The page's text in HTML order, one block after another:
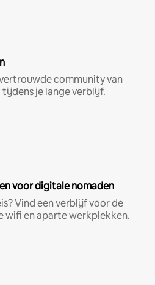
community van
je lange verblijf.
voor digitale nomaden
Vind een verblijf voor de
wifi en aparte werkplekken.